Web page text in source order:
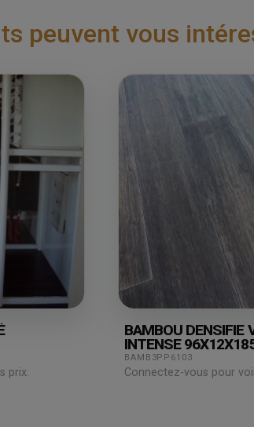
peuvent vous
prix.
BAMBOU DENSIFIE
INTENSE
BAMB3PP6103
Connectez-vous pour